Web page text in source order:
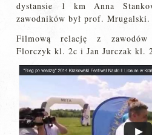
dystansie 1 km Anna
zawodników był prof.
Filmową relację z zawodów
Florczyk kl. 2c i Jan Jurczak kl.